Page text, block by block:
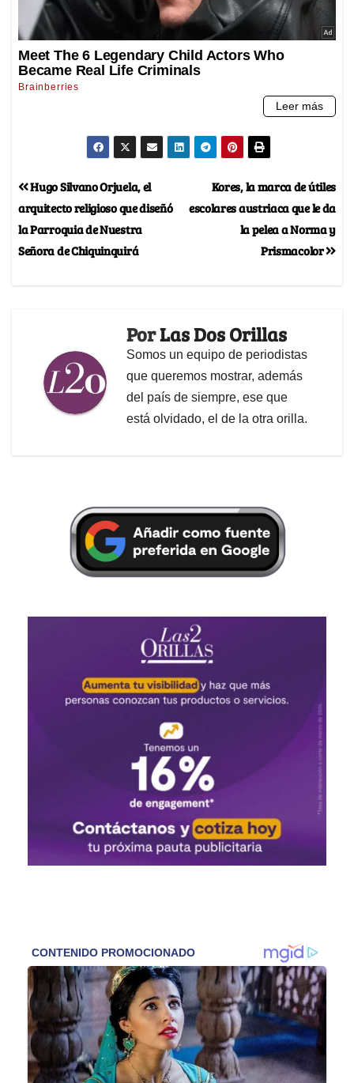
Kores, la marca de útiles
escolares austriaca que le da
la pelea a Norma y
Prismacolor
Hugo Silvano Orjuela, el
arquitecto religioso que diseñó
la Parroquia de Nuestra
Señora de Chiquinquirá
PorLas Dos Orillas
Somos un equipo de periodistas
que queremos mostrar, además
del país de siempre, ese que
está olvidado, el de la otra orilla.